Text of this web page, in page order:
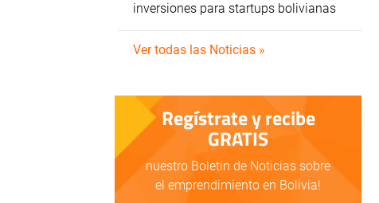
inversiones para startups bolivianas
Ver todas las Noticias »
Regístrate y recibe
GRATIS
nuestro Boletín de Noticias sobre
el emprendimiento en Bolivia!